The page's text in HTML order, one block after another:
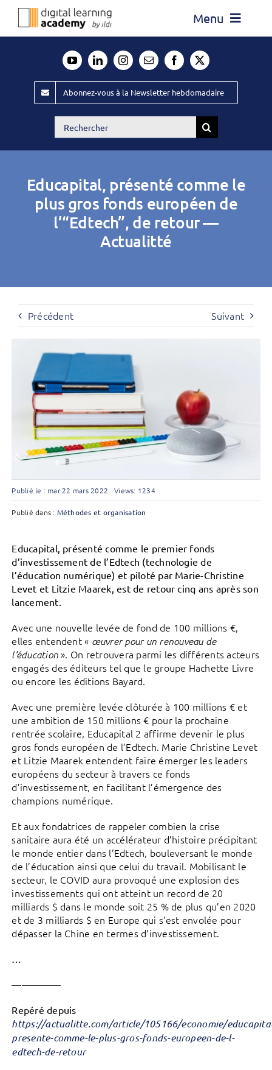
Passer
Menu
Évènements ILDI
Offres d’emploi
Publiez
Abonnez-vous à la Newsletter hebdomadaire
Rechercher:
Educapital, présenté comme le
plus gros fonds européen de
l’“Edtech”, de retour —
Actualitté
Précédent Suivant
Publié le : mar 22 mars 2022 Views: 1234
Publié dans : Méthodes et organisation
Educapital, présenté comme le premier fonds
d’investissement de l’Edtech (technologie de
l’éducation numérique) et piloté par Marie-Christine
Levet et Litzie Maarek, est de retour cinq ans après son
lancement.
Avec une nouvelle levée de fond de 100 millions €,
elles entendent « œuvrer pour un renouveau de
l’éducation ». On retrouvera parmi les différents acteurs
engagés des éditeurs tel que le groupe Hachette Livre
ou encore les éditions Bayard.
Avec une première levée clôturée à 100 millions € et
une ambition de 150 millions € pour la prochaine
rentrée scolaire, Educapital 2 affirme devenir le plus
gros fonds européen de l’Edtech. Marie Christine Levet
et Litzie Maarek entendent faire émerger les leaders
européens du secteur à travers ce fonds
d’investissement, en facilitant l’émergence des
champions numérique.
Et aux fondatrices de rappeler combien la crise
sanitaire aura été un accélérateur d’histoire précipitant
le monde entier dans l’Edtech, bouleversant le monde
de l’éducation ainsi que celui du travail. Mobilisant le
secteur, le COVID aura provoqué une explosion des
investissements qui ont atteint un record de 20
milliards $ dans le monde soit 25 % de plus qu’en 2020
et de 3 milliards $ en Europe qui s’est envolée pour
dépasser la Chine en termes d’investissement.
—————
Repéré depuis
https://actualitte.com/article/105166/economie/
presente-comme-le-plus-gros-fonds-europeen-de-l-
edtech-de-retour